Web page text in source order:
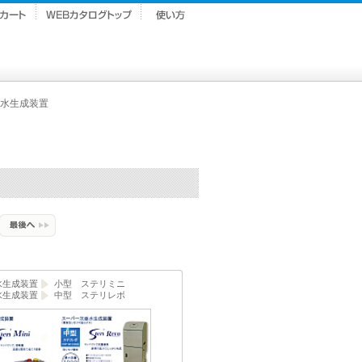
生成装置
生成装置
小型 ステリミニ
生成装置
中型 ステリレボ